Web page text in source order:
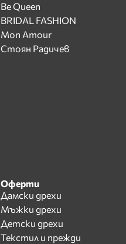
Be Queen
BRIDAL FASHION
Mon Amour
Стоян Радичев
Оферти
Дамски дрехи
Мъжки дрехи
Детски дрехи
Текстил и прежди